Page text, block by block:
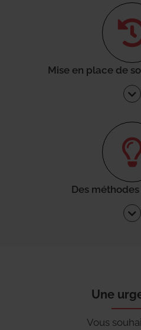
Mise en place de
Des
Une
Vous